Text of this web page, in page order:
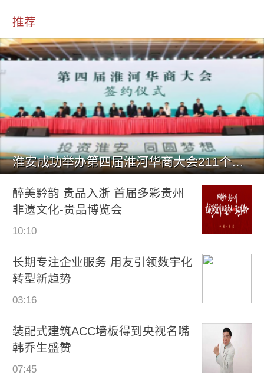
推荐
淮安成功举办第四届淮河华商大会211个签约项目 总投资1486.
醉美黔韵 贵品入浙 首届多彩贵州
非遗文化-贵品博览会
10:10
长期专注企业服务 用友引领数宇化
转型新趋势
03:16
装配式建筑ACC墙板得到央视名嘴
韩乔生盛赞
07:45